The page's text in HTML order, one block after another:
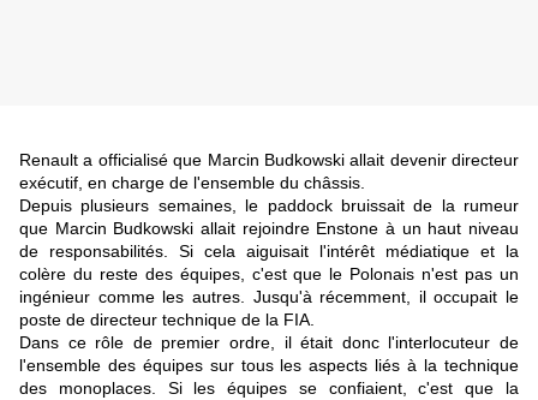
Renault a officialisé que Marcin Budkowski allait devenir directeur
exécutif, en charge de l'ensemble du châssis.
Depuis plusieurs semaines, le paddock bruissait de la rumeur
que Marcin Budkowski allait rejoindre Enstone à un haut niveau
de responsabilités. Si cela aiguisait l'intérêt médiatique et la
colère du reste des équipes, c'est que le Polonais n'est pas un
ingénieur comme les autres. Jusqu'à récemment, il occupait le
poste de directeur technique de la FIA.
Dans ce rôle de premier ordre, il était donc l'interlocuteur de
l'ensemble des équipes sur tous les aspects liés à la technique
des monoplaces. Si les équipes se confiaient, c'est que la